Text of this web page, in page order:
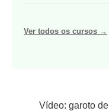
Ver todos os cursos →
Vídeo: garoto